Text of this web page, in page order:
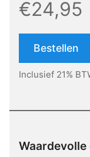
€24,95
Bestellen
Inclusief 21%